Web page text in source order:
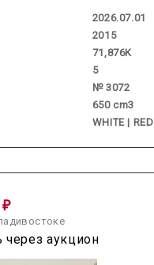
2026.07.01
2015
71,876K
5
№ 3072
650 cm3
WHITE | RED
₽
через аукцион